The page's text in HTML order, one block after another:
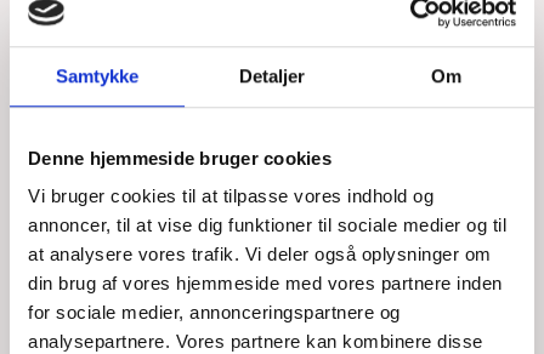
Samtykke Detaljer Om
Denne hjemmeside bruger cookies
Vi bruger cookies til at tilpasse vores indhold og
annoncer, til at vise dig funktioner til sociale medier og til
at analysere vores trafik. Vi deler også oplysninger om
din brug af vores hjemmeside med vores partnere inden
for sociale medier, annonceringspartnere og
analysepartnere. Vores partnere kan kombinere disse
PROBLEMER MED
MOTOREN
ONS, 05/08/2026 - 21:37